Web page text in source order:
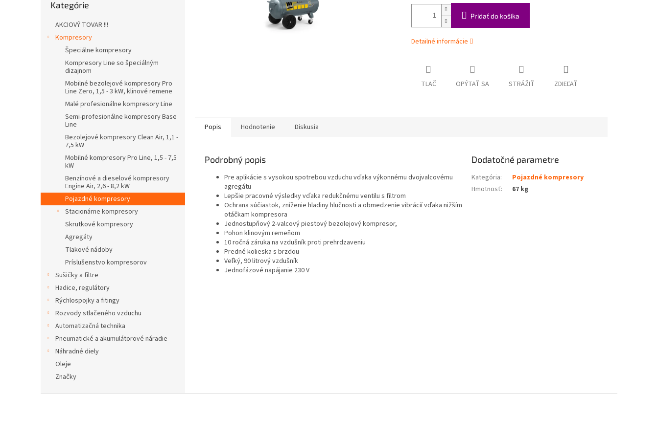
kategórie
Kategórie
AKCIOVÝ TOVAR !!!
Kompresory
Špeciálne kompresory
Kompresory Line so špeciálným
dizajnom
Mobilné bezolejové kompresory Pro
Line Zero, 1,5 - 3 kW, klinové remene
Malé profesionálne kompresory Line
Semi-profesionálne kompresory Base
Line
Bezolejové kompresory Clean Air, 1,1 -
7,5 kW
Mobilné kompresory Pro Line, 1,5 - 7,5
kW
Benzínové a dieselové kompresory
Engine Air, 2,6 - 8,2 kW
Pojazdné kompresory
Stacionárne kompresory
Skrutkové kompresory
Agregáty
Tlakové nádoby
Príslušenstvo kompresorov
Sušičky a filtre
Hadice, regulátory
Rýchlospojky a fitingy
Rozvody stlačeného vzduchu
Automatizačná technika
Pneumatické a akumulátorové náradie
Náhradné diely
Oleje
Značky
Pridať do košíka
Detailné informácie
TLAČ OPÝTAŤ SA STRÁŽIŤ ZDIEĽAŤ
Popis Hodnotenie Diskusia
Podrobný popis
Pre aplikácie s vysokou spotrebou vzduchu vďaka výkonnému dvojvalcovému
agregátu
Lepšie pracovné výsledky vďaka redukčnému ventilu s filtrom
Ochrana súčiastok, zníženie hladiny hlučnosti a obmedzenie vibrácií vďaka nižším
otáčkam kompresora
Jednostupňový 2-valcový piestový bezolejový kompresor,
Pohon klinovým remeňom
10 ročná záruka na vzdušník proti prehrdzaveniu
Predné kolieska s brzdou
Veľký, 90 litrový vzdušník
Jednofázové napájanie 230 V
Dodatočné parametre
Kategória:
Pojazdné kompresory
Hmotnosť: 67 kg